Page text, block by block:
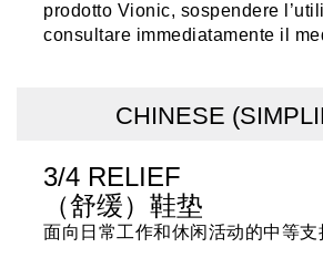
prodotto Vionic, sospendere
consultare immediatamente il
CHINESE
3/4 RELIEF
（舒缓）鞋垫
面向日常工作和休闲活动的中等支